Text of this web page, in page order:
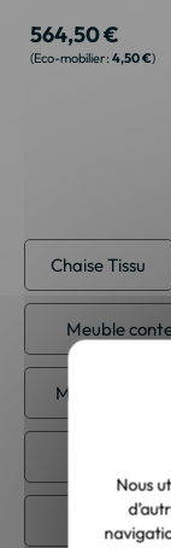
564,50 €
4,50 €
Chaise Tissu
Meuble
Meuble de
Nous